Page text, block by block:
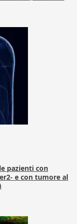
pazienti con
e con tumore al